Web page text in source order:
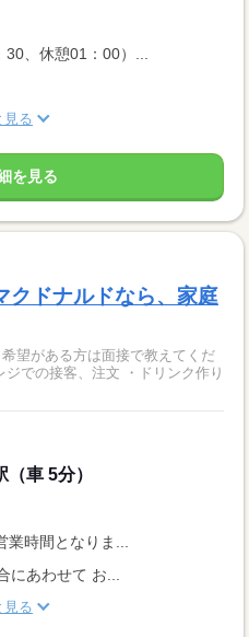
、休憩01：00）...
見る
を見る
ドナルドなら、家庭
望がある方は面接で教えてくだ
車 5分）
時間となりま...
にあわせて お...
見る